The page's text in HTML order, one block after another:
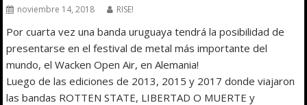
noviembre 14, 2018 RISE!
Por cuarta vez una banda uruguaya tendrá la posibilidad de
presentarse en el festival de metal más importante del
mundo, el Wacken Open Air, en Alemania!
Luego de las ediciones de 2013, 2015 y 2017 donde viajaron
las bandas ROTTEN STATE, LIBERTAD O MUERTE y